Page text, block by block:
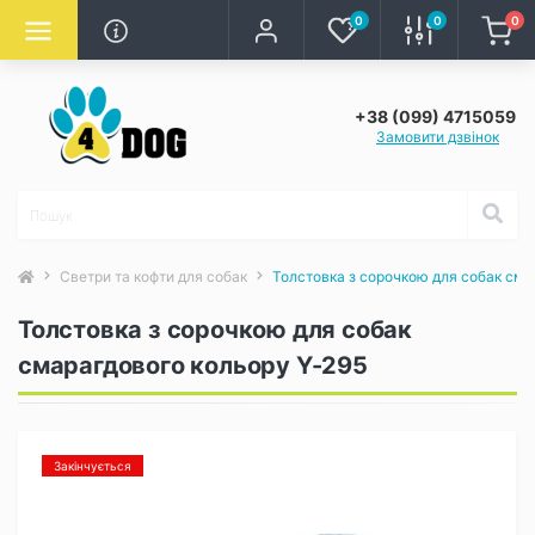
0 0 0
+38 (099) 4715059
Замовити дзвінок
Светри та кофти для собак Толстовка з сорочкою для собак
Толстовка з сорочкою для собак
смарагдового кольору Y-295
Закінчується